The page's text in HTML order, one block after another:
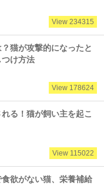
View 234315
猫が攻撃的になったと
つけ方法
View 178624
る！猫が飼い主を起こ
View 115022
欲がない猫、栄養補給